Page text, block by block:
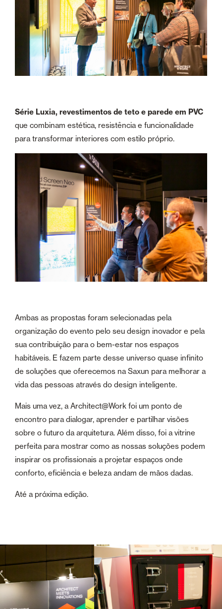
Série Luxia, revestimentos de teto e parede em PVC
que combinam estética, resistência e funcionalidade
para transformar interiores com estilo próprio.
Ambas as propostas foram selecionadas pela
organização do evento pelo seu design inovador e pela
sua contribuição para o bem-estar nos espaços
habitáveis. E fazem parte desse universo quase infinito
de soluções que oferecemos na Saxun para melhorar a
vida das pessoas através do design inteligente.
Mais uma vez, a Architect@Work foi um ponto de
encontro para dialogar, aprender e partilhar visões
sobre o futuro da arquitetura. Além disso, foi a vitrine
perfeita para mostrar como as nossas soluções podem
inspirar os profissionais a projetar espaços onde
conforto, eficiência e beleza andam de mãos dadas.
Até a próxima edição.